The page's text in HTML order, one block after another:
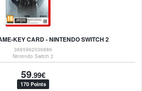
KEY CARD - NINTENDO SWITCH 2
3665962036886
Nintendo Switch 2
59.99€
170 Points